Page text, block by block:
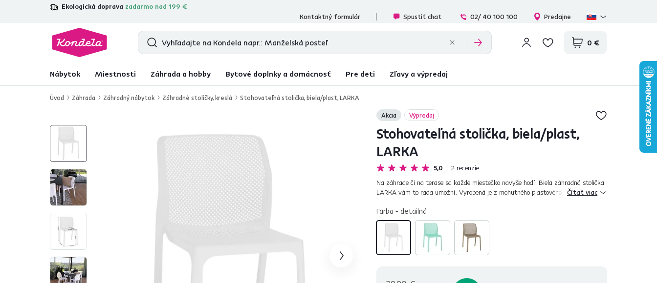
Ekologická doprava zadarmo nad 199 €
4,7 31 157overených produktových recenzií
Kontaktný formulár
Spustiť chat 02/ 40 100 100 Predajne
0 €
Nábytok Miestnosti Záhrada a hobby Bytové doplnky a domácnosť Pre deti Zľavy a výpredaj
Úvod Záhrada Záhradný nábytok Záhradné stoličky, kreslá Stohovateľná stolička, biela/plast, LARKA
Akcia Výpredaj
Stohovateľná stolička, biela/plast,
LARKA
5,0 2 recenzie
Na záhrade či na terase sa každé miestečko navyše hodí. Biela záhradná stolička
LARKA vám to rada umožní. Vyrobená je z mohutného plastového materiálu,
Čítať viac
Farba - detailná